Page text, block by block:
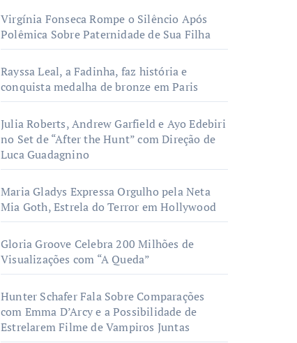
Virgínia Fonseca Rompe o Silêncio Após
Polêmica Sobre Paternidade de Sua Filha
Rayssa Leal, a Fadinha, faz história e
conquista medalha de bronze em Paris
Julia Roberts, Andrew Garfield e Ayo Edebiri
no Set de “After the Hunt” com Direção de
Luca Guadagnino
Maria Gladys Expressa Orgulho pela Neta
Mia Goth, Estrela do Terror em Hollywood
Gloria Groove Celebra 200 Milhões de
Visualizações com “A Queda”
Hunter Schafer Fala Sobre Comparações
com Emma D’Arcy e a Possibilidade de
Estrelarem Filme de Vampiros Juntas